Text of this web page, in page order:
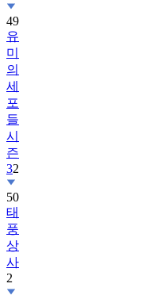
49
유
미
의
세
포
들
시
즌
32
50
태
풍
상
사
2